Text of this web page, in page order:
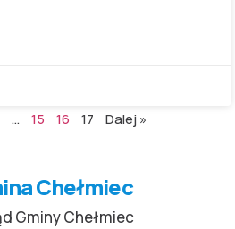
… 15 16 17 Dalej »
Chełmiec
Gminy Chełmiec